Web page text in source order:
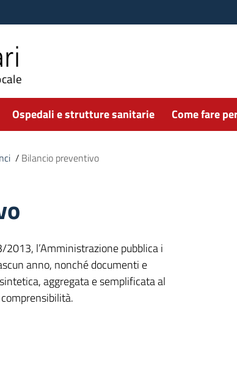
Ospedali e strutture sanitarie Come fare
/ Bilancio preventivo
l’Amministrazione pubblica i
anno, nonché documenti e
aggregata e semplificata al